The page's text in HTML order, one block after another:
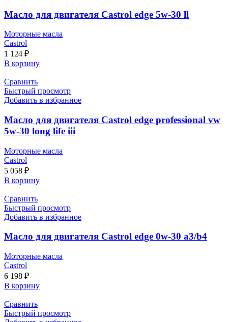
Масло для двигателя Castrol edge 5w-30 ll
Моторные масла
Castrol
1 124 ₽
В корзину
Сравнить
Быстрый просмотр
Добавить в избранное
Масло для двигателя Castrol edge professional vw
5w-30 long life iii
Моторные масла
Castrol
5 058 ₽
В корзину
Сравнить
Быстрый просмотр
Добавить в избранное
Масло для двигателя Castrol edge 0w-30 a3/b4
Моторные масла
Castrol
6 198 ₽
В корзину
Сравнить
Быстрый просмотр